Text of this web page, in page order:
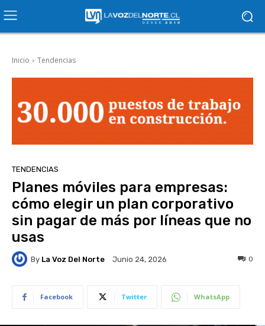
Inicio Tendencias
TENDENCIAS
Planes móviles para empresas:
cómo elegir un plan corporativo
sin pagar de más por líneas que no
usas
By La Voz Del Norte Junio 24, 2026 0
Facebook Twitter WhatsApp